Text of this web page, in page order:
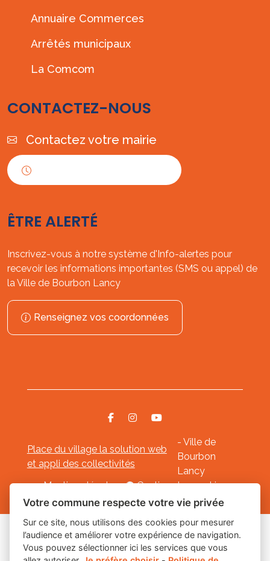
Annuaire Commerces
Arrêtés municipaux
La Comcom
CONTACTEZ-NOUS
Contactez votre mairie
ÊTRE ALERTÉ
Inscrivez-vous à notre système d'Info-alertes pour
recevoir les informations importantes (SMS ou appel) de
la Ville de Bourbon Lancy
Renseignez vos coordonnées
Place du village la solution web
et appli des collectivités
- Ville de
Bourbon
Lancy
Mentions légales- Gestion des cookies
Les labels
Votre commune respecte votre vie privée
Sur ce site, nous utilisons des cookies pour mesurer
l’audience et améliorer votre expérience de navigation.
Vous pouvez sélectionner ici les services que vous